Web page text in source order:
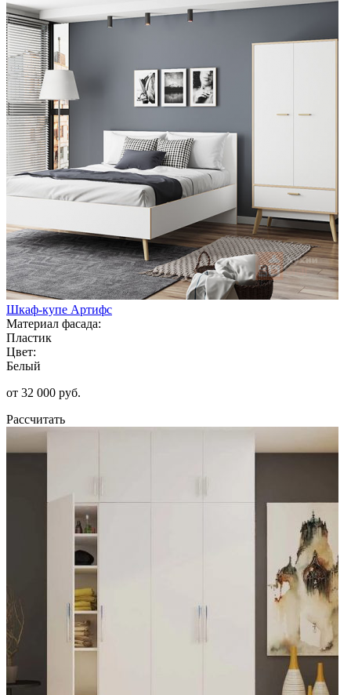
Шкаф-купе Артифс
Материал фасада:
Пластик
Цвет:
Белый
от 32 000 руб.
Рассчитать